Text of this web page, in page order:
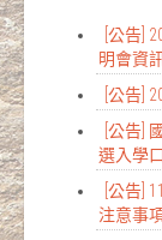
[公告]
明會資訊
[公告]
[公告]
選入學
[公告]
注意事